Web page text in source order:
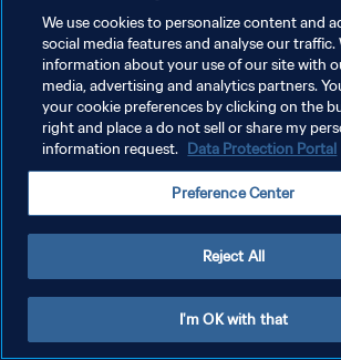
الارتباط
We use cookies to personalize content and
social media features and analyse our traffic.
information about your use of our site with
media, advertising and analytics partners.
your cookie preferences by clicking on the
right and place a do not sell or share my
information request. Data Protection Portal
Preference Center
Reject All
I'm OK with that